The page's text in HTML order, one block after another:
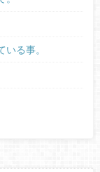
る事。